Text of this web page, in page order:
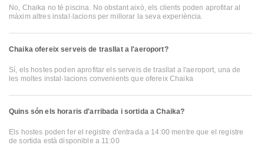
No, Chaika no té piscina. No obstant això, els clients poden aprofitar al
màxim altres instal·lacions per millorar la seva experiència.
Chaika ofereix serveis de trasllat a l'aeroport?
Sí, els hostes poden aprofitar els serveis de trasllat a l'aeroport, una de
les moltes instal·lacions convenients que ofereix Chaika
Quins són els horaris d'arribada i sortida a Chaika?
Els hostes poden fer el registre d'entrada a 14:00 mentre que el registre
de sortida està disponible a 11:00